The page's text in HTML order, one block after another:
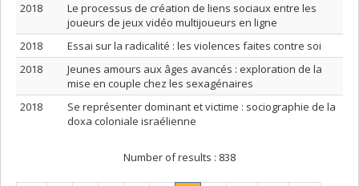
2018
Le processus de création de liens sociaux entre les
joueurs de jeux vidéo multijoueurs en ligne
2018
Essai sur la radicalité : les violences faites contre soi
2018
Jeunes amours aux âges avancés : exploration de la
mise en couple chez les sexagénaires
2018
Se représenter dominant et victime : sociographie de la
doxa coloniale israélienne
Number of results : 838